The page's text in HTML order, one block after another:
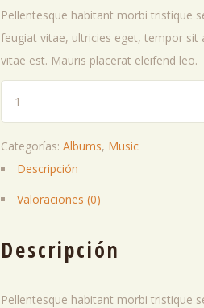
Pellentesque habitant morbi tristique
feugiat vitae, ultricies eget, tempor sit
vitae est. Mauris placerat eleifend leo.
cantidad
Categorías: Albums, Music
Descripción
Valoraciones (0)
Descripción
Pellentesque habitant morbi tristique